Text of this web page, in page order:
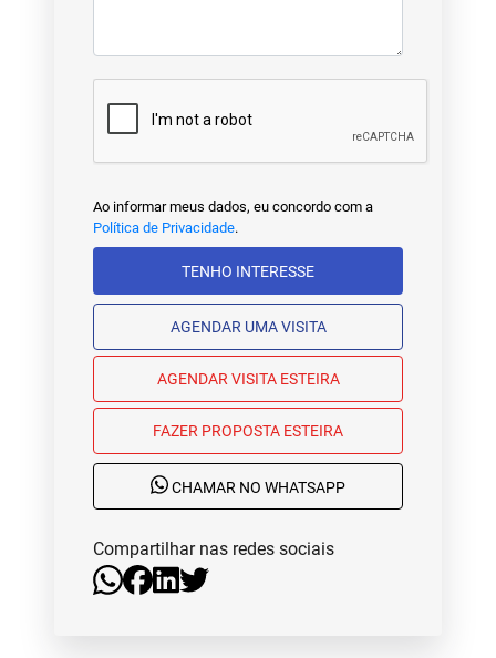
Ao informar meus dados, eu concordo com a
Política de Privacidade.
TENHO INTERESSE
AGENDAR UMA VISITA
AGENDAR VISITA ESTEIRA
FAZER PROPOSTA ESTEIRA
CHAMAR NO WHATSAPP
Compartilhar nas redes sociais